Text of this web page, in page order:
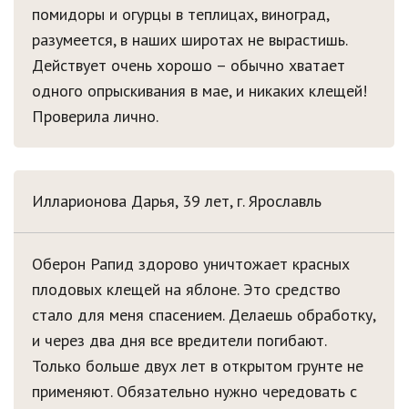
помидоры и огурцы в теплицах, виноград,
разумеется, в наших широтах не вырастишь.
Действует очень хорошо – обычно хватает
одного опрыскивания в мае, и никаких клещей!
Проверила лично.
Илларионова Дарья, 39 лет, г. Ярославль
Оберон Рапид здорово уничтожает красных
плодовых клещей на яблоне. Это средство
стало для меня спасением. Делаешь обработку,
и через два дня все вредители погибают.
Только больше двух лет в открытом грунте не
применяют. Обязательно нужно чередовать с